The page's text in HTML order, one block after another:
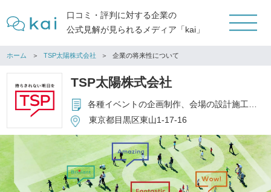
口コミ・評判に対する企業の
公式見解が見られるメディア「kai」
ホーム TSP太陽株式会社 企業の将来性について
TSP太陽株式会社
各種イベントの企画制作、会場の設計施工、運営管理、関連設備のレンタル他
東京都目黒区東山1-17-16